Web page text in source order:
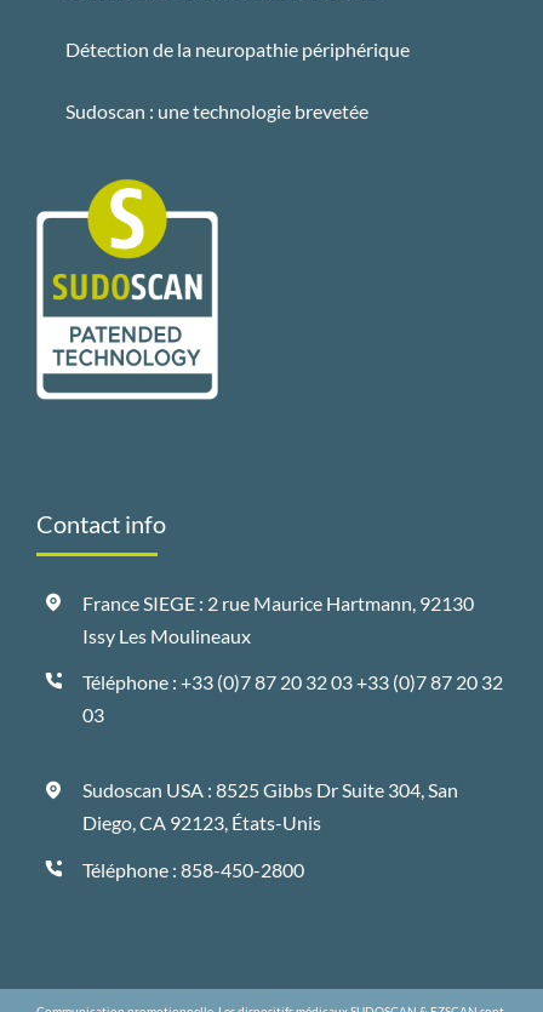
Détection de la neuropathie périphérique
Sudoscan : une technologie brevetée
Contact info
France SIEGE : 2 rue Maurice Hartmann, 92130
Issy Les Moulineaux
Téléphone : +33 (0)7 87 20 32 03+33 (0)7 87 20 32
03
Sudoscan USA : 8525 Gibbs Dr Suite 304, San
Diego, CA 92123, États-Unis
Téléphone :858-450-2800